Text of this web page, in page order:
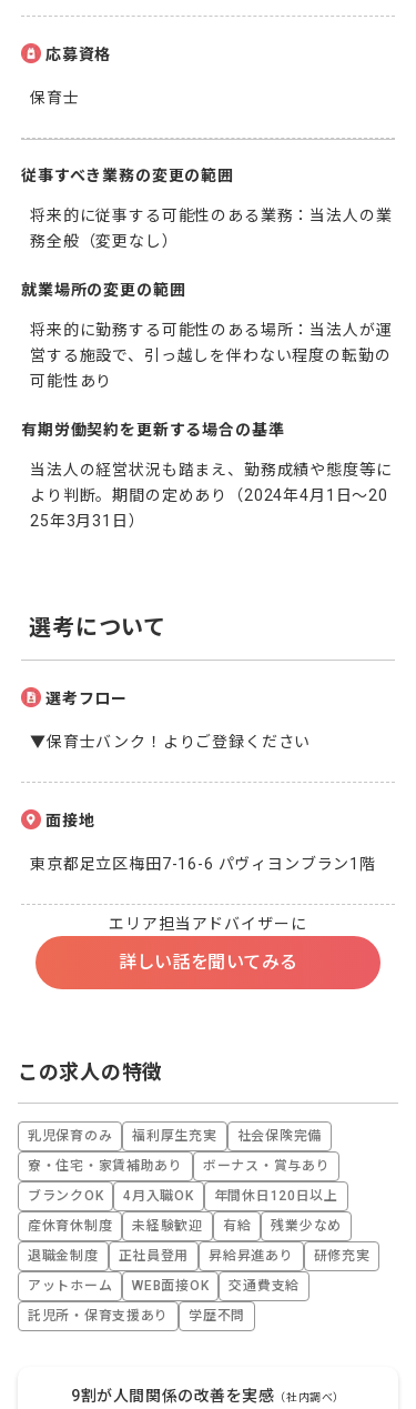
応募資格
保育士
従事すべき業務の変更の範囲
将来的に従事する可能性のある業務：当法人の業
務全般（変更なし）
就業場所の変更の範囲
将来的に勤務する可能性のある場所：当法人が運
営する施設で、引っ越しを伴わない程度の転勤の
可能性あり
有期労働契約を更新する場合の基準
当法人の経営状況も踏まえ、勤務成績や態度等に
より判断。期間の定めあり（2024年4月1日～20
25年3月31日）
選考について
選考フロー
▼保育士バンク！よりご登録ください
面接地
東京都足立区梅田7-16-6 パヴィヨンブラン1階
エリア担当アドバイザーに
詳しい話を聞いてみる
この求人の特徴
乳児保育のみ 福利厚生充実
社会保険完備
寮・住宅・家賃補助あり
ボーナス・賞与あり
ブランクOK
4月入職OK
年間休日120日以上
産休育休制度
未経験歓迎 有給
残業少なめ
退職金制度
正社員登用 昇給昇進あり
研修充実
アットホーム
WEB面接OK
交通費支給
託児所・保育支援あり
学歴不問
9割が人間関係の改善を実感 （社内調べ）